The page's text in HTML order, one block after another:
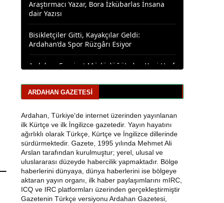
Bisikletçiler Gitti, Kayakçılar Geldi:
Ardahan Emniyet Müdürlüğü’nden Yeni Harf
Grubu Plaka Duyurusu
Meclis Üyeleri CHP’den İstifa Etti
Kars'ta Son Durum
Bir Parti İşte Böyle Bitirilir
CHP Çıldır İl Genel Meclis Üyesi Gökhan
Sözbir Tutuklandı
Ardahan'da Traktör Devrildi: Sürücü
Yaralandı
ARDAHAN GAZETESI
Ardahan, Türkiye'de internet üzerinden yayınlanan
ilk Kürtçe ve ilk İngilizce gazetedir. Yayın hayatını
ağırlıklı olarak Türkçe, Kürtçe ve İngilizce dillerinde
sürdürmektedir. Gazete, 1995 yılında Mehmet Ali
Arslan tarafından kurulmuştur; yerel, ulusal ve
uluslararası düzeyde habercilik yapmaktadır. Bölge
haberlerini dünyaya, dünya haberlerini ise bölgeye
aktaran yayın organı, ilk haber paylaşımlarını mIRC,
ICQ ve IRC platformları üzerinden gerçekleştirmiştir
Gazetenin Türkçe versiyonu Ardahan Gazetesi,